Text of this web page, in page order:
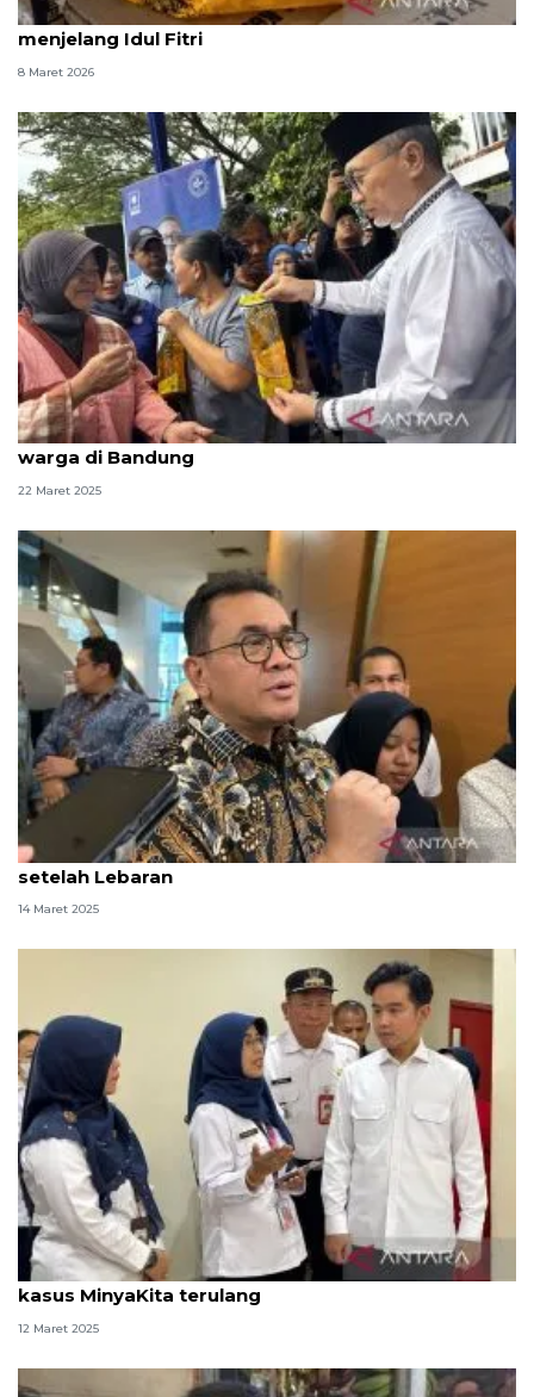
PTPN PalmCo jaga harga Minyakita sesuai HET
menjelang Idul Fitri
8 Maret 2026
Menko Zulhas bagikan MinyaKita gratis ke 1.500
warga di Bandung
22 Maret 2025
Kemendag lakukan evaluasi kebijakan Minyakita
setelah Lebaran
14 Maret 2025
Wapres : penguatan pengawasan penting cegah
kasus MinyaKita terulang
12 Maret 2025